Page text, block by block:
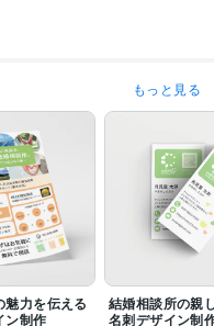
・編集
もっと見る
魅力を伝える
ン制作
結婚相談所の親
名刺デザイン制